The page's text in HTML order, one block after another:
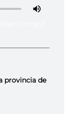
provincia de